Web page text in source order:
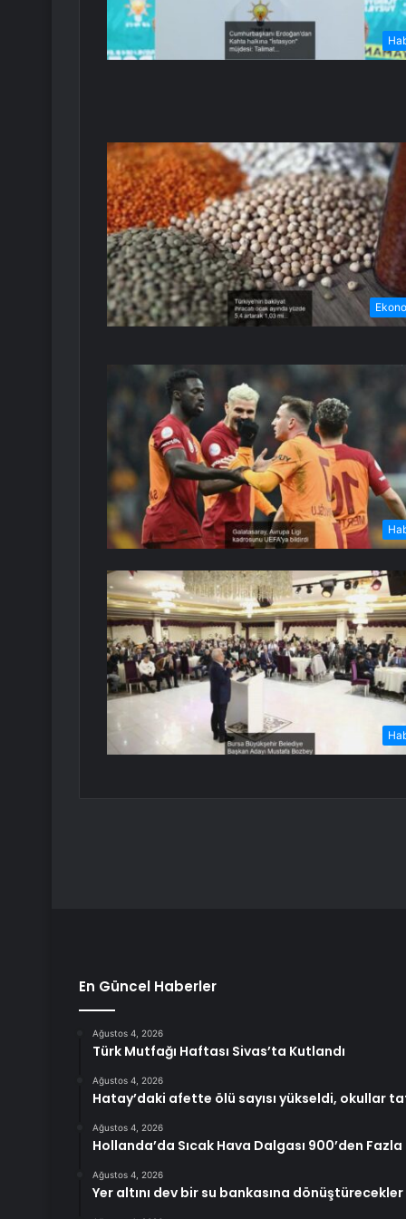
En Güncel Haberler
Ağustos 4, 2026
Türk Mutfağı Haftası Sivas’ta Kutlandı
Ağustos 4, 2026
Hatay’daki afette ölü sayısı yükseldi, okullar
Ağustos 4, 2026
Hollanda’da Sıcak Hava Dalgası 900’den Fazla
Ağustos 4, 2026
Yer altını dev bir su bankasına dönüştürecekler